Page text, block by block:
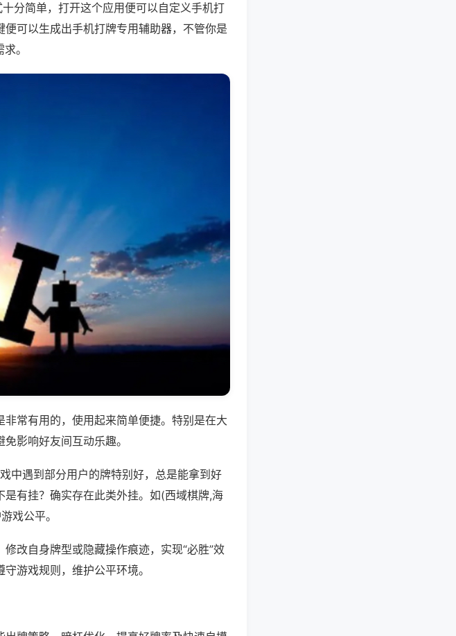
分简单，打开这个应用便可以自定义手机打
可以生成出手机打牌专用辅助器，不管你是
。
常有用的，使用起来简单便捷。特别是在大
影响好友间互动乐趣。
中遇到部分用户的牌特别好，总是能拿到好
有挂？确实存在此类外挂。如(西域棋牌,海
戏公平。
改自身牌型或隐藏操作痕迹，实现“必胜”效
游戏规则，维护公平环境。